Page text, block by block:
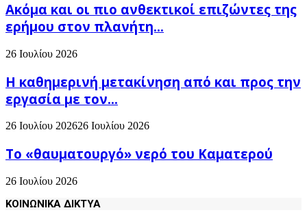
Ακόμα και οι πιο ανθεκτικοί επιζώντες της
ερήμου στον πλανήτη...
26 Ιουλίου 2026
H καθημερινή μετακίνηση από και προς την
εργασία με τον...
26 Ιουλίου 202626 Ιουλίου 2026
Το «θαυματουργό» νερό του Καματερού
26 Ιουλίου 2026
ΚΟΙΝΩΝΙΚΑ ΔΙΚΤΥΑ